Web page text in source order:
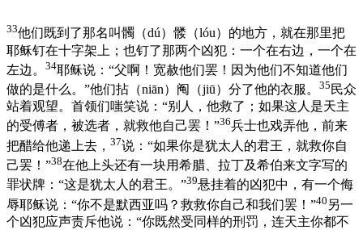
33他们既到了那名叫髑（dú）髅（lóu）的地方，就在那里把
耶稣钉在十字架上；也钉了那两个凶犯：一个在右边，一个在
左边。 34耶稣说：“父啊！宽赦他们罢！因为他们不知道他们
做的是什么。”他们拈（niān）阄（jiū）分了他的衣服。 35 民众
站着观望。首领们嗤笑说：“别人，他救了；如果这人是天主
的受傅者，被选者，就救他自己罢！”36兵士也戏弄他，前来
把醋给他递上去， 37说：“如果你是犹太人的君王，就救你自
己罢！”38在他上头还有一块用希腊、拉丁及希伯来文字写的
罪状牌：“这是犹太人的君王。”39悬挂着的凶犯中，有一个侮
辱耶稣说：“你不是默西亚吗？救救你自己和我们罢！”40 另一
个凶犯应声责斥他说：“你既然受同样的刑罚，连天主你都不